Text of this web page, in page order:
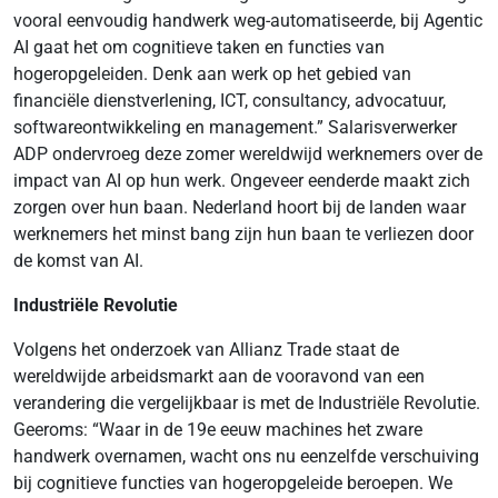
vooral eenvoudig handwerk weg-automatiseerde, bij Agentic
AI gaat het om cognitieve taken en functies van
hogeropgeleiden. Denk aan werk op het gebied van
financiële dienstverlening, ICT, consultancy, advocatuur,
softwareontwikkeling en management.” Salarisverwerker
ADP ondervroeg deze zomer wereldwijd werknemers over de
impact van AI op hun werk. Ongeveer eenderde maakt zich
zorgen over hun baan. Nederland hoort bij de landen waar
werknemers het minst bang zijn hun baan te verliezen door
de komst van AI.
Industriële Revolutie
Volgens het onderzoek van Allianz Trade staat de
wereldwijde arbeidsmarkt aan de vooravond van een
verandering die vergelijkbaar is met de Industriële Revolutie.
Geeroms: “Waar in de 19e eeuw machines het zware
handwerk overnamen, wacht ons nu eenzelfde verschuiving
bij cognitieve functies van hogeropgeleide beroepen. We